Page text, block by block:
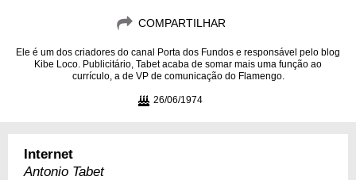
COMPARTILHAR
Ele é um dos criadores do canal Porta dos Fundos e responsável pelo blog
Kibe Loco. Publicitário, Tabet acaba de somar mais uma função ao
currículo, a de VP de comunicação do Flamengo.
26/06/1974
Internet
Antonio Tabet